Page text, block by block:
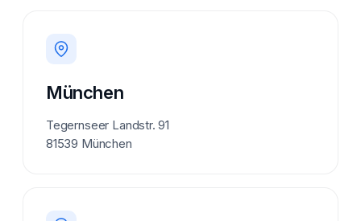
München
Tegernseer Landstr. 91
81539 München